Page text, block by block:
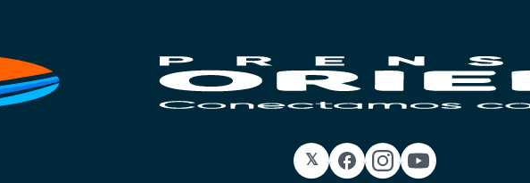
𝕏 Facebook
Instagram
YouTube